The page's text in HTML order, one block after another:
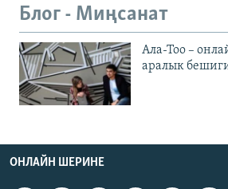
Блог - Миңсанат
Ала-Тоо –
аралык
ОНЛАЙН ШЕРИНЕ